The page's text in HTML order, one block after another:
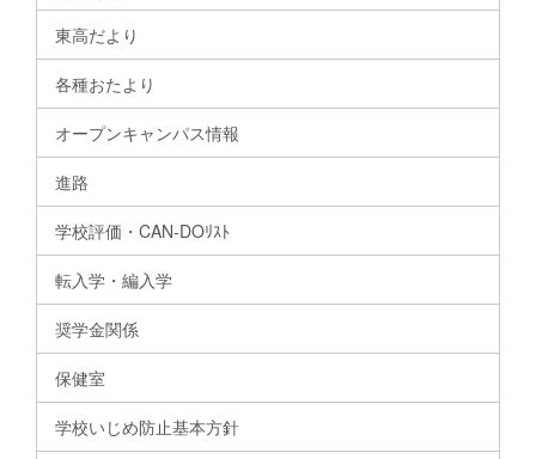
東高だより
各種おたより
オープンキャンパス情報
進路
学校評価・CAN-DOﾘｽﾄ
転入学・編入学
奨学金関係
保健室
学校いじめ防止基本方針